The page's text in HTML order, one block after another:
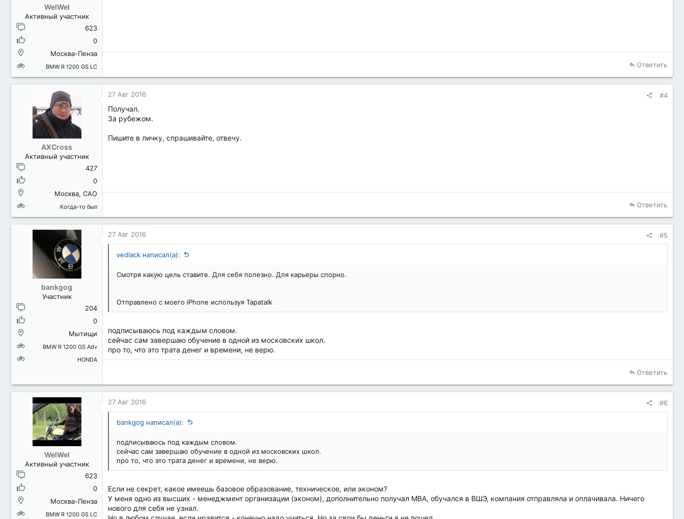
WelWel
Активный участник
623
0
Москва-Пенза
BMW R 1200 GS LC Ответить
AXCross
Активный участник
427
0
Москва, САО
Когда-то был
27 Авг 2016 #4
Получал.
За рубежом.
Пишите в личку, спрашивайте, отвечу.
Ответить
bankgog
Участник
204
0
Мытищи
BMW R 1200 GS Adv
HONDA
27 Авг 2016 #5
vedlack написал(а):
Смотря какую цель ставите. Для себя полезно. Для карьеры спорно.
Отправлено с моего iPhone используя Tapatalk
подписываюсь под каждым словом.
сейчас сам завершаю обучение в одной из московских школ.
про то, что это трата денег и времени, не верю.
Ответить
WelWel
Активный участник
623
0
Москва-Пенза
BMW R 1200 GS LC
27 Авг 2016 #6
bankgog написал(а):
подписываюсь под каждым словом.
сейчас сам завершаю обучение в одной из московских школ.
про то, что это трата денег и времени, не верю.
Если не секрет, какое имеешь базовое образование, техническое, или эконом?
У меня одно из высших - менеджмент организации (эконом), дополнительно получал МВА, обучался в ВШЭ, компания отправляла и оплачивала. Ничего
нового для себя не узнал.